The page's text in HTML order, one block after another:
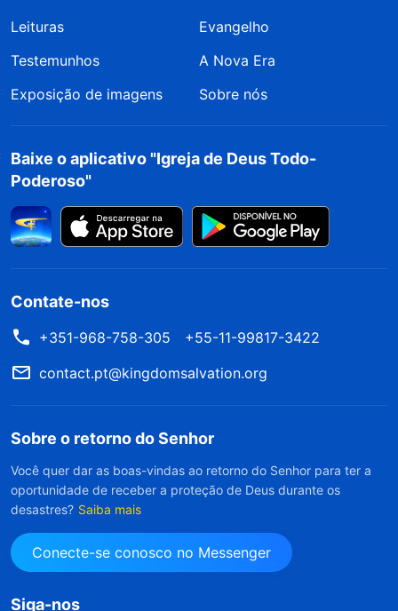
Leituras
Evangelho
Testemunhos
A Nova Era
Exposição de imagens
Sobre nós
Baixe o aplicativo "Igreja de Deus Todo-
Poderoso"
Contate-nos
+351-968-758-305
+55-11-99817-3422
contact.pt@kingdomsalvation.org
Sobre o retorno do Senhor
Você quer dar as boas-vindas ao retorno do Senhor para ter a
oportunidade de receber a proteção de Deus durante os
desastres? Saiba mais
Conecte-se conosco no Messenger
Siga-nos